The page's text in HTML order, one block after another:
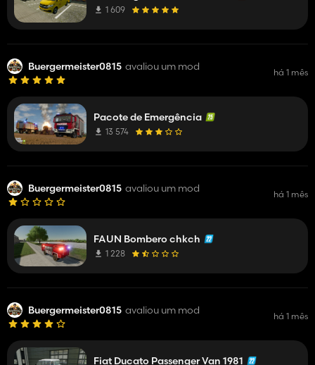
1 609
Buergermeister0815 avaliou um mod há 1 mês
Pacote de Emergência
13 574
Buergermeister0815 avaliou um mod há 1 mês
FAUN Bombero chkch
1 228
Buergermeister0815 avaliou um mod há 1 mês
Fiat Ducato Passenger Van 1981